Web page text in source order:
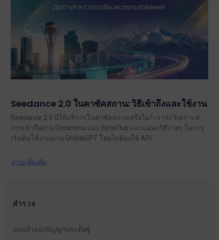
Seedance 2.0 ในคาซัคสถาน: วิธีเข้าถึงและใช้งาน
Seedance 2.0 มีให้บริการในคาซัคสถานหรือไม่? เราจะวิเคราะห์
การเข้าถึงผ่าน Dreamina และ BytePlus และแสดงวิธีง่ายๆ ในการ
เริ่มต้นใช้งานผ่าน GlobalGPT โดยไม่ต้องใช้ API.
อ่านเพิ่มเติม
สำรวจ
แบบจำลองปัญญาประดิษฐ์